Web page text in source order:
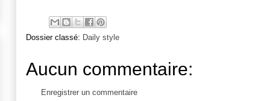
Dossier classé: Daily style
Aucun commentaire:
Enregistrer un commentaire